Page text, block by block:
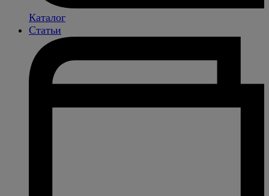
Каталог
Статьи